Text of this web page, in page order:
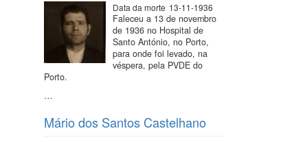
Data da morte 13-11-1936
Faleceu a 13 de novembro
de 1936 no Hospital de
Santo António, no Porto,
para onde foi levado, na
véspera, pela PVDE do
Porto.
…
Mário dos Santos Castelhano